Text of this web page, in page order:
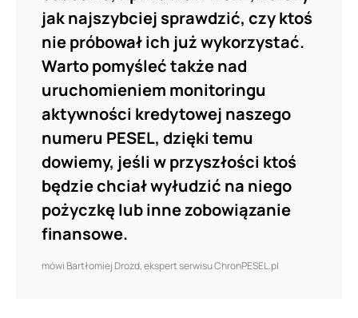
jak najszybciej sprawdzić, czy ktoś
nie próbował ich już wykorzystać.
Warto pomyśleć także nad
uruchomieniem monitoringu
aktywności kredytowej naszego
numeru PESEL, dzięki temu
dowiemy, jeśli w przyszłości ktoś
będzie chciał wyłudzić na niego
pożyczkę lub inne zobowiązanie
finansowe.
mówi Bartłomiej Drozd, ekspert serwisu ChronPESEL.pl